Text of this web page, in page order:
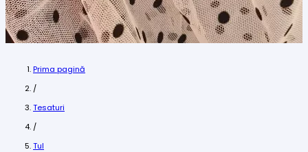
Prima pagină
/
Tesaturi
/
Tul